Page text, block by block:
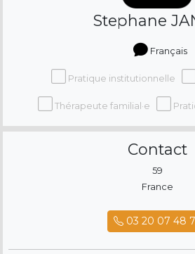
Stephane
Français
Pratique institutionnelle
Thérapeute familial·e
Contact
59
France
03 20 07 48